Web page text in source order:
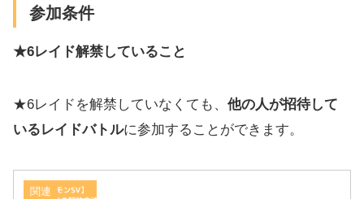
参加条件
★6レイド解禁していること
★6レイドを解禁していなくても、 他の人が招待して
いるレイドバトルに参加することができます。
関連